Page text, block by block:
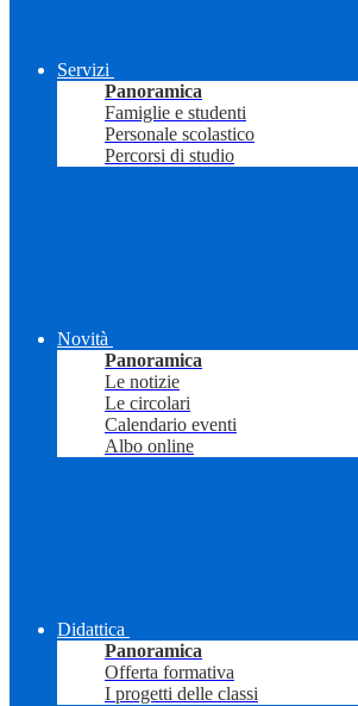
Servizi
Panoramica
Famiglie e studenti
Personale scolastico
Percorsi di studio
Novità
Panoramica
Le notizie
Le circolari
Calendario eventi
Albo online
Didattica
Panoramica
Offerta formativa
I progetti delle classi